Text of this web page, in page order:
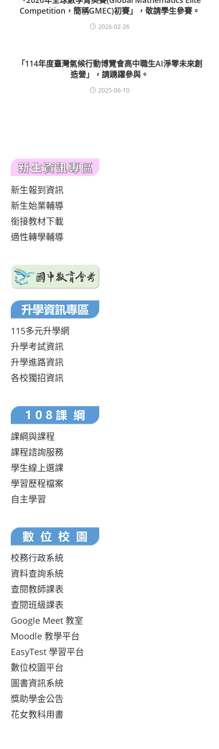
Competition，簡稱GMEC)初賽」，敬請學生參賽。
2026-02-26
「114年度臺灣氣候行動博覽會高中職生AI淨零未來創
造營」，請踴躍參與。
2025-06-10
新生報到資訊
新生始業輔導
銜接教材下載
適性轉學輔導
115多元升學網
升學考試資訊
升學進路資訊
各校獨招資訊
課綱與課程
課程諮詢服務
學生線上選課
學習歷程檔案
自主學習
校務行政系統
資料查詢系統
查閱教師課表
查閱班級課表
Google Meet 教室
Moodle 教學平台
EasyTest 學習平台
數位校園平台
圖書資訊系統
獎助學金公告
花女教科用書